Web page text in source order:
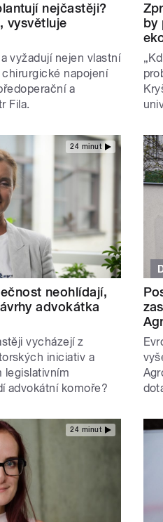
nejčastěji?
vysvětluje
vyžadují nejen vlastní
napojení
a
Fila.
by
24 minut
neohlídají,
advokátka
vycházejí z
iniciativ a
legislativním
advokátní komoře?
24 minut